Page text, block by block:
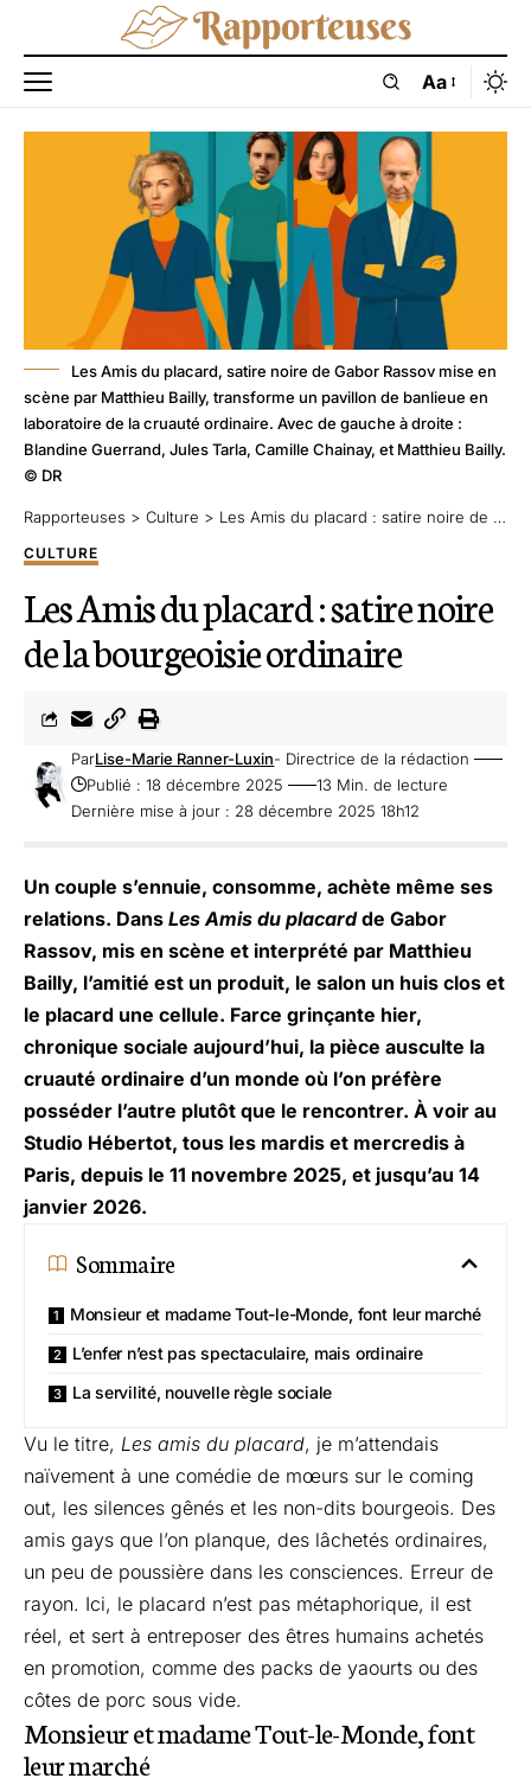
Aa
Les Amis du placard, satire noire de Gabor Rassov mise en
scène par Matthieu Bailly, transforme un pavillon de banlieue en
laboratoire de la cruauté ordinaire. Avec de gauche à droite :
Blandine Guerrand, Jules Tarla, Camille Chainay, et Matthieu Bailly.
© DR
Rapporteuses > Culture > Les Amis du placard : satire noire de la bourgeoisie ordinaire
CULTURE
Les Amis du placard : satire noire
de la bourgeoisie ordinaire
Dernière mise à jour : 28 décembre 2025 18h12
ParLise-Marie Ranner-Luxin- Directrice de la rédaction
Publié : 18 décembre 2025
13 Min. de lecture
Un couple s’ennuie, consomme, achète même ses
relations. Dans Les Amis du placardde Gabor
Rassov, mis en scène et interprété par Matthieu
Bailly, l’amitié est un produit, le salon un huis clos et
le placard une cellule. Farce grinçante hier,
chronique sociale aujourd’hui, la pièce ausculte la
cruauté ordinaire d’un monde où l’on préfère
posséder l’autre plutôt que le rencontrer. À voir au
Studio Hébertot, tous les mardis et mercredis à
Paris, depuis le 11 novembre 2025, et jusqu’au 14
janvier 2026.
Sommaire
Monsieur et madame Tout-le-Monde, font leur marché
L’enfer n’est pas spectaculaire, mais ordinaire
La servilité, nouvelle règle sociale
Vu le titre, Les amis du placard, je m’attendais
naïvement à une comédie de mœurs sur le coming
out, les silences gênés et les non-dits bourgeois. Des
amis gays que l’on planque, des lâchetés ordinaires,
un peu de poussière dans les consciences. Erreur de
rayon. Ici, le placard n’est pas métaphorique, il est
réel, et sert à entreposer des êtres humains achetés
en promotion, comme des packs de yaourts ou des
côtes de porc sous vide.
Monsieur et madame Tout-le-Monde, font
leur marché